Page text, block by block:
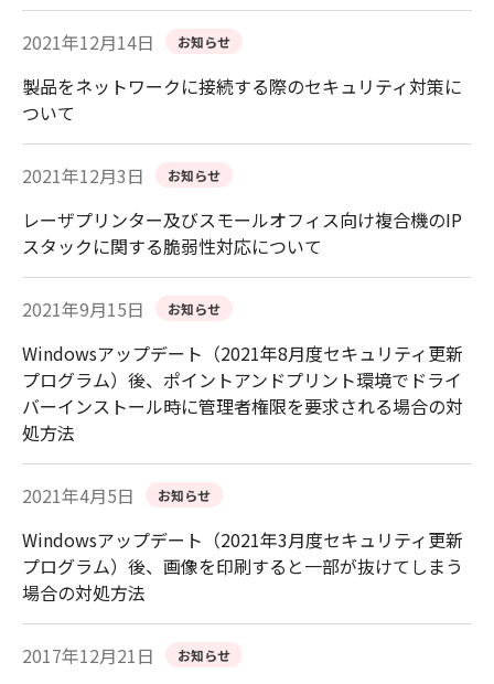
2021年12月14日 お知らせ
製品をネットワークに接続する際のセキュリティ対策に
ついて
2021年12月3日 お知らせ
レーザプリンター及びスモールオフィス向け複合機のIP
スタックに関する脆弱性対応について
2021年9月15日 お知らせ
Windowsアップデート（2021年8月度セキュリティ更新
プログラム）後、ポイントアンドプリント環境でドライ
バーインストール時に管理者権限を要求される場合の対
処方法
2021年4月5日 お知らせ
Windowsアップデート（2021年3月度セキュリティ更新
プログラム）後、画像を印刷すると一部が抜けてしまう
場合の対処方法
2017年12月21日 お知らせ